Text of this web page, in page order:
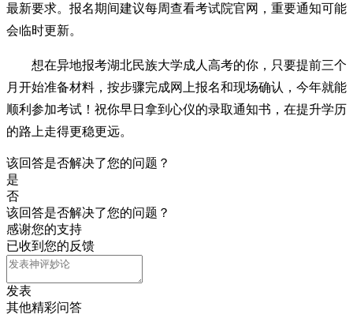
最新要求。报名期间建议每周查看考试院官网，重要通知可能
会临时更新。
想在异地报考湖北民族大学成人高考的你，只要提前三个
月开始准备材料，按步骤完成网上报名和现场确认，今年就能
顺利参加考试！祝你早日拿到心仪的录取通知书，在提升学历
的路上走得更稳更远。
该回答是否解决了您的问题？
是
否
该回答是否解决了您的问题？
感谢您的支持
已收到您的反馈
发表
其他精彩问答